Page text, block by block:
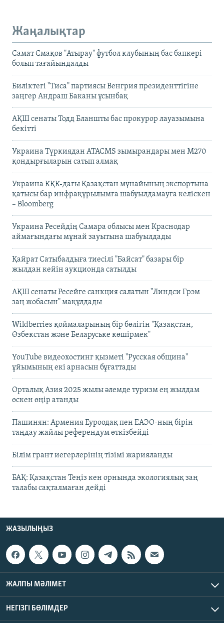
Жаңалықтар
Самат Смақов "Атырау" футбол клубының бас бапкері
болып тағайындалды
Биліктегі "Тиса" партиясы Венгрия президенттігіне
заңгер Андраш Баканы ұсынбақ
АҚШ сенаты Тодд Бланшты бас прокурор лауазымына
бекітті
Украина Түркиядан ATACMS зымырандары мен M270
қондырғыларын сатып алмақ
Украина КҚК-дағы Қазақстан мұнайының экспортына
қатысы бар инфрақұрылымға шабуылдамауға келіскен
– Bloomberg
Украина Ресейдің Самара облысы мен Краснодар
аймағындағы мұнай зауытына шабуылдады
Қайрат Сатыбалдыға тиесілі "Байсат" базары бір
жылдан кейін аукционда сатылды
АҚШ сенаты Ресейге санкция салатын "Линдси Грэм
заң жобасын" мақұлдады
Wildberries қоймаларының бір бөлігін "Қазақстан,
Өзбекстан және Беларуське көшірмек"
YouTube видеохостинг қызметі "Русская община"
ұйымының екі арнасын бұғаттады
Орталық Азия 2025 жылы әлемде туризм ең жылдам
өскен өңір атанды
Пашинян: Армения Еуроодақ пен ЕАЭО-ның бірін
таңдау жайлы референдум өткізбейді
Білім грант иегерлерінің тізімі жарияланды
БАҚ: Қазақстан Теңіз кен орнында экологиялық заң
талабы сақталмаған дейді
ЖАЗЫЛЫҢЫЗ
ЖАЛПЫ МӘЛІМЕТ
НЕГІЗГІ БӨЛІМДЕР